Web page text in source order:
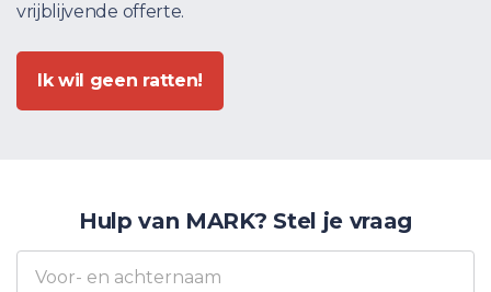
vrijblijvende offerte.
Ik wil geen ratten!
Hulp van MARK? Stel je vraag